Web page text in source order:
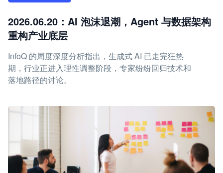
2026.06.20：AI 泡沫退潮，Agent 与数据架构
重构产业底层
InfoQ 的周度深度分析指出，生成式 AI 已走完狂热
期，行业正进入理性调整阶段，专家纷纷回归技术和
落地路径的讨论。